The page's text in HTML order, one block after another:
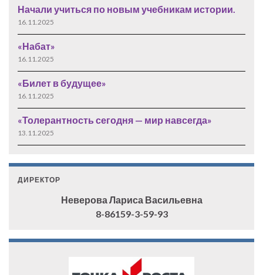
Начали учиться по новым учебникам истории.
16.11.2025
«Набат»
16.11.2025
«Билет в будущее»
16.11.2025
«Толерантность сегодня — мир навсегда»
13.11.2025
ДИРЕКТОР
Неверова Лариса Васильевна
8-86159-3-59-93